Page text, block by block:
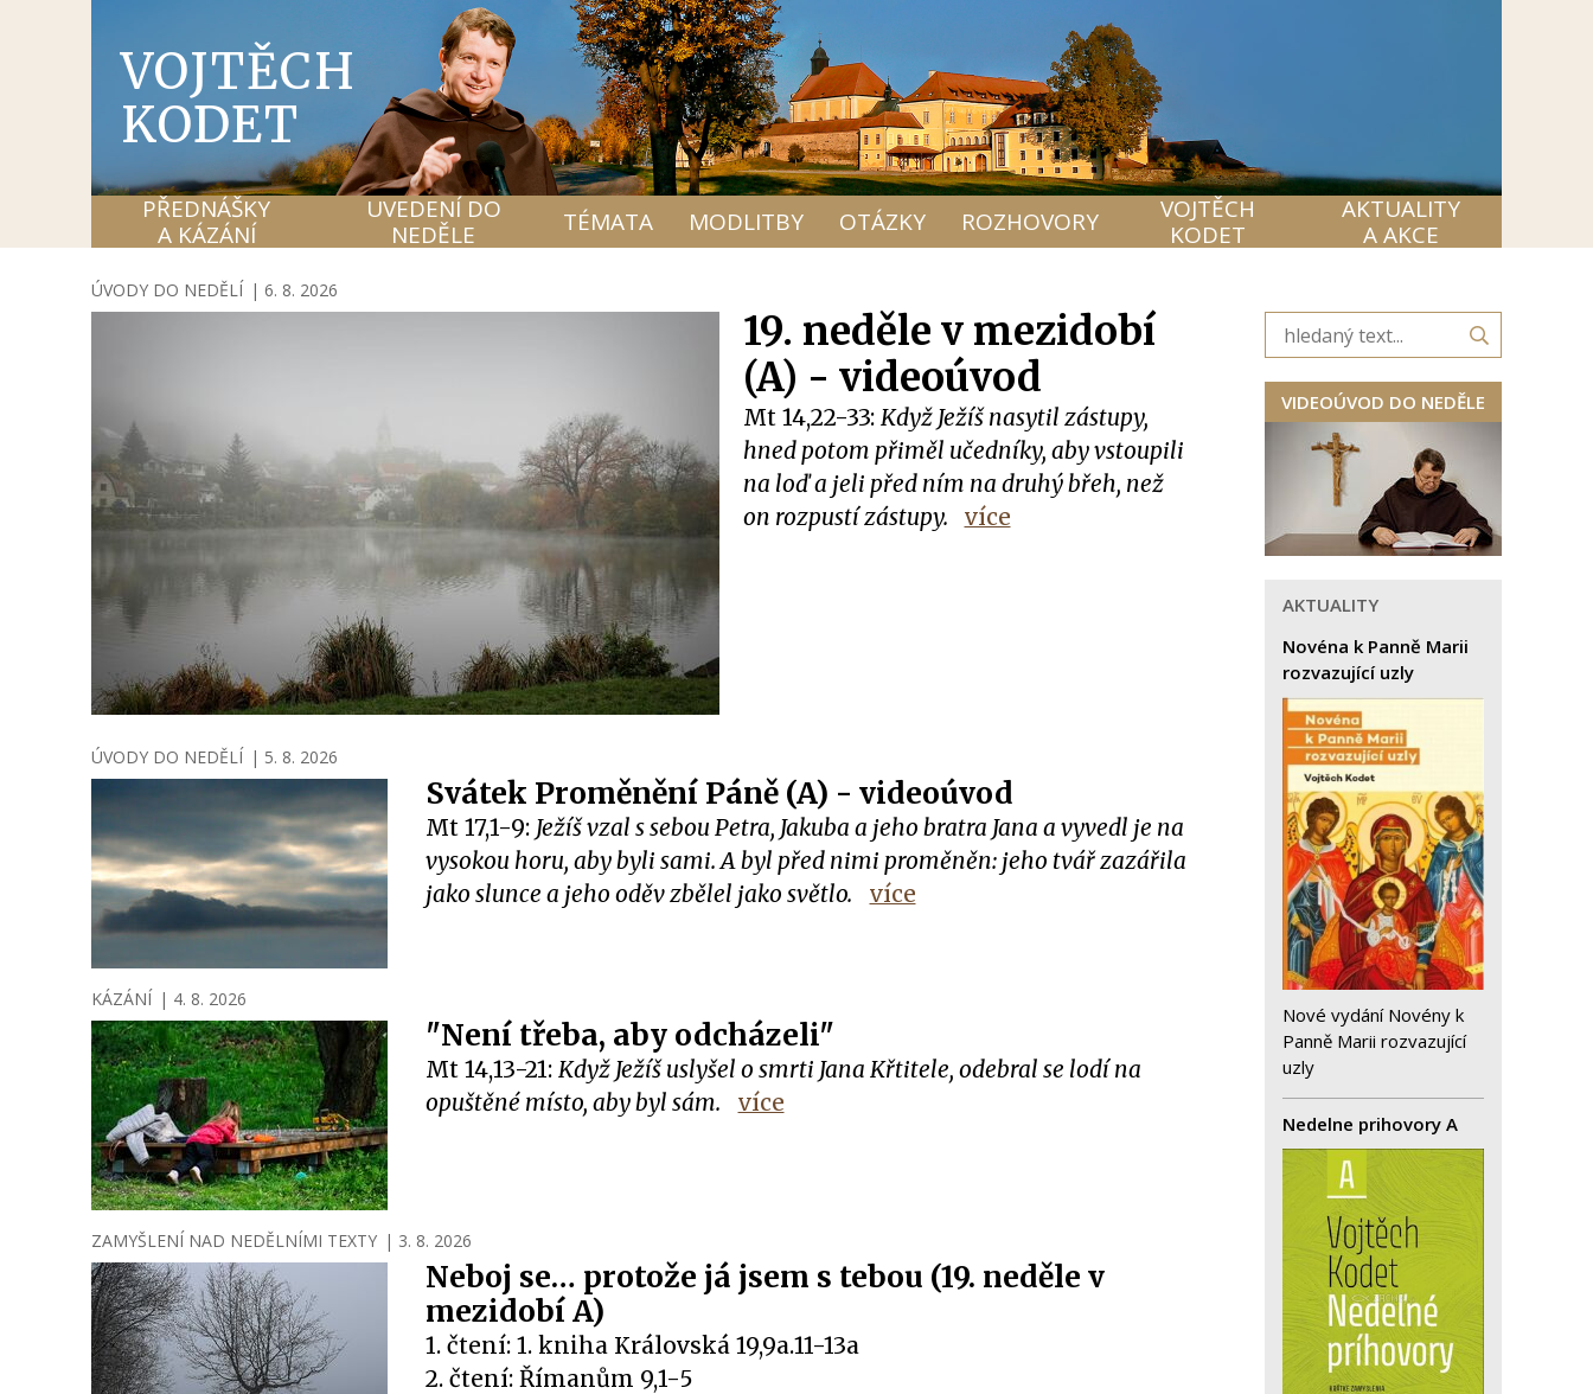
VOJTĚCH
KODET
PŘEDNÁŠKY
A KÁZÁNÍ
UVEDENÍ DO
NEDĚLE
TÉMATA MODLITBY OTÁZKY ROZHOVORY
VOJTĚCH
KODET
AKTUALITY
A AKCE
ÚVODY DO NEDĚLÍ | 6. 8. 2026
19. neděle v mezidobí
(A) - videoúvod
Mt 14,22-33: Když Ježíš nasytil zástupy,
hned potom přiměl učedníky, aby vstoupili
na loď a jeli před ním na druhý břeh, než
on rozpustí zástupy.
více
ÚVODY DO NEDĚLÍ | 5. 8. 2026
Svátek Proměnění Páně (A) - videoúvod
Mt 17,1-9: Ježíš vzal s sebou Petra, Jakuba a jeho bratra Jana a vyvedl je na
vysokou horu, aby byli sami. A byl před nimi proměněn: jeho tvář zazářila
jako slunce a jeho oděv zbělel jako světlo.
více
KÁZÁNÍ | 4. 8. 2026
"Není třeba, aby odcházeli"
Mt 14,13-21: Když Ježíš uslyšel o smrti Jana Křtitele, odebral se lodí na
opuštěné místo, aby byl sám.
více
ZAMYŠLENÍ NAD NEDĚLNÍMI TEXTY | 3. 8. 2026
Neboj se… protože já jsem s tebou (19. neděle v
mezidobí A)
1. čtení: 1. kniha Královská 19,9a.11-13a
2. čtení: Římanům 9,1-5
VIDEOÚVOD DO NEDĚLE
AKTUALITY
Novéna k Panně Marii
rozvazující uzly
Nové vydání Novény k
Panně Marii rozvazující
uzly
Nedelne prihovory A